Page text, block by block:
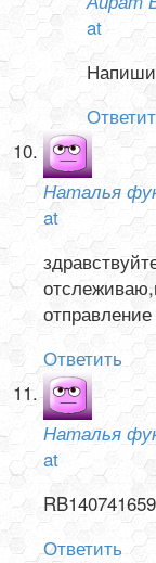
at
Наталья
at
Ответить
Наталья
at
Ответить